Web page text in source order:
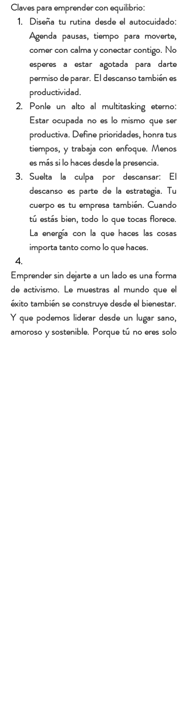
Claves para emprender con equilibrio:
Diseña tu rutina desde el autocuidado:
Agenda pausas, tiempo para moverte,
comer con calma y conectar contigo. No
esperes a estar agotada para darte
permiso de parar. El descanso también es
productividad.
Ponle un alto al multitasking eterno:
Estar ocupada no es lo mismo que ser
productiva. Define prioridades, honra tus
tiempos, y trabaja con enfoque. Menos
es más si lo haces desde la presencia.
Suelta la culpa por descansar: El
descanso es parte de la estrategia. Tu
cuerpo es tu empresa también. Cuando
tú estás bien, todo lo que tocas florece.
La energía con la que haces las cosas
importa tanto como lo que haces.
Emprender sin dejarte a un lado es una forma
de activismo. Le muestras al mundo que el
éxito también se construye desde el bienestar.
Y que podemos liderar desde un lugar sano,
amoroso y sostenible. Porque tú no eres solo